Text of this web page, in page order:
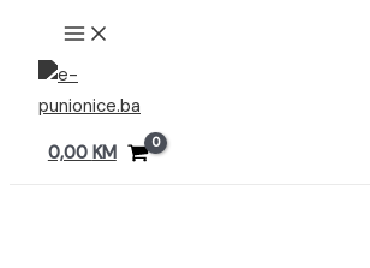
Preskoči
sadržaj
MAIN
MENU
0,00 KM